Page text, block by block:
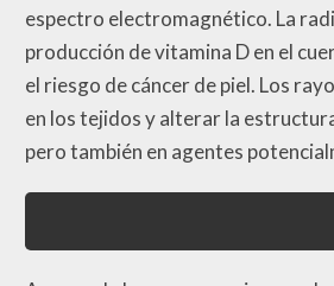
espectro electromagnético. La
producción de vitamina D en el
el riesgo de cáncer de piel. Los
en los tejidos y alterar la
pero también en agentes